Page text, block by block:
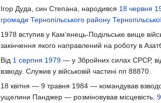
Ігор Дуда, син Степана, народився 18 червня
громади Тернопільського району
1978 вступив у Кам’янець-Подільське вище
закінчення якого направлений на роботу в
Від 1 серпня 1979 — у Збройних силах СРСР,
взводу. Служив у військовій частині пп 88870.
18 квітня — 9 травня 1984 — командував
ущелини Панджер — розміновував місцевість.